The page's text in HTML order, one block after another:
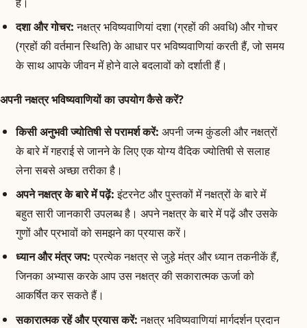
दशा और गोचर:नक्षत्र भविष्यवाणियां दशा (ग्रहों की अवधि) और गोचर
(ग्रहों की वर्तमान स्थिति) के आधार पर भविष्यवाणियां करती हैं, जो समय
के साथ आपके जीवन में होने वाले बदलावों को दर्शाती हैं।
अपनी नक्षत्र भविष्यवाणियों का उपयोग कैसे करें?
किसी अनुभवी ज्योतिषी से परामर्श करें: अपनी जन्म कुंडली और नक्षत्रों
के बारे में गहराई से जानने के लिए एक योग्य वैदिक ज्योतिषी से सलाह
लेना सबसे अच्छा तरीका है।
अपने नक्षत्र के बारे में पढ़ें:इंटरनेट और पुस्तकों में नक्षत्रों के बारे में
बहुत सारी जानकारी उपलब्ध है। अपने नक्षत्र के बारे में पढ़ें और उसके
गुणों और प्रभावों को समझने का प्रयास करें।
ध्यान और मंत्र जप:प्रत्येक नक्षत्र से जुड़े मंत्र और ध्यान तकनीकें हैं,
जिनका अभ्यास करके आप उस नक्षत्र की सकारात्मक ऊर्जा को
आकर्षित कर सकते हैं।
सकारात्मक रहें और प्रयास करें:नक्षत्र भविष्यवाणियां मार्गदर्शन प्रदान